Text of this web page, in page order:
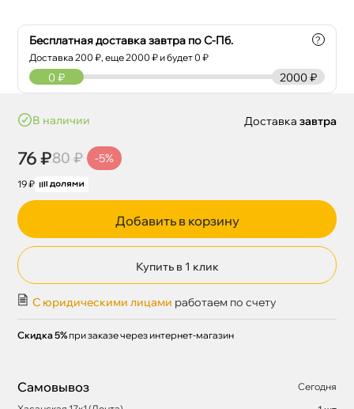
Бесплатная доставка завтра по С-Пб.
Доставка200 ₽, еще2000 ₽ и будет 0 ₽
?
2000 ₽
0 ₽
наличии
76 ₽80 ₽ -5%
19 ₽
Доставка завтра
Добавить в корзину
Купить в 1 клик
С юридическими лицами работаем по счету
Скидка 5% при заказе через интернет-магазин
Самовывоз
Сегодня